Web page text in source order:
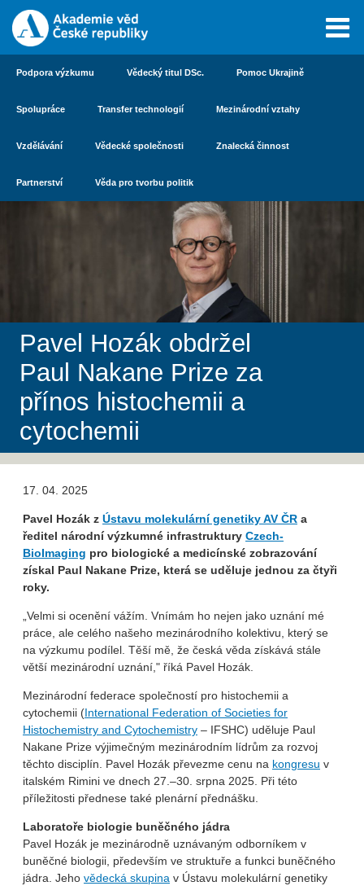
Podpora výzkumu Vědecký titul DSc. Pomoc Ukrajině
Spolupráce Transfer technologií Mezinárodní vztahy
Vzdělávání Vědecké společnosti Znalecká činnost
Partnerství Věda pro tvorbu politik
Pavel Hozák obdržel
Paul Nakane Prize za
přínos histochemii a
cytochemii
17. 04. 2025
Pavel Hozák z Ústavu molekulární genetiky AV ČR a
ředitel národní výzkumné infrastruktury Czech-
BioImaging pro biologické a medicínské zobrazování
získal Paul Nakane Prize, která se uděluje jednou za čtyři
roky.
„Velmi si ocenění vážím. Vnímám ho nejen jako uznání mé
práce, ale celého našeho mezinárodního kolektivu, který se
na výzkumu podílel. Těší mě, že česká věda získává stále
větší mezinárodní uznání," říká Pavel Hozák.
Mezinárodní federace společností pro histochemii a
cytochemii (International Federation of Societies for
Histochemistry and Cytochemistry – IFSHC) uděluje Paul
Nakane Prize výjimečným mezinárodním lídrům za rozvoj
těchto disciplín. Pavel Hozák převezme cenu na kongresu v
italském Rimini ve dnech 27.–30. srpna 2025. Při této
příležitosti přednese také plenární přednášku.
Laboratoře biologie buněčného jádra
Pavel Hozák je mezinárodně uznávaným odborníkem v
buněčné biologii, především ve struktuře a funkci buněčného
jádra. Jeho vědecká skupina v Ústavu molekulární genetiky